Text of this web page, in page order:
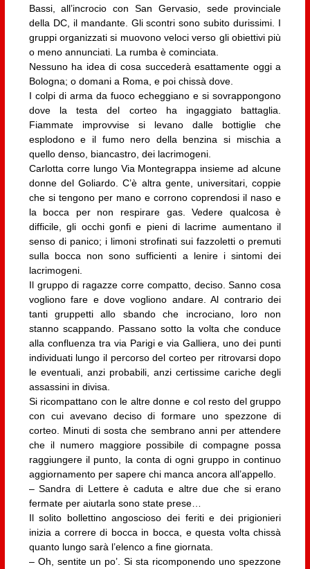
Bassi, all’incrocio con San Gervasio, sede provinciale
della DC, il mandante. Gli scontri sono subito durissimi. I
gruppi organizzati si muovono veloci verso gli obiettivi più
o meno annunciati. La rumba è cominciata.
Nessuno ha idea di cosa succederà esattamente oggi a
Bologna; o domani a Roma, e poi chissà dove.
I colpi di arma da fuoco echeggiano e si sovrappongono
dove la testa del corteo ha ingaggiato battaglia.
Fiammate improvvise si levano dalle bottiglie che
esplodono e il fumo nero della benzina si mischia a
quello denso, biancastro, dei lacrimogeni.
Carlotta corre lungo Via Montegrappa insieme ad alcune
donne del Goliardo. C’è altra gente, universitari, coppie
che si tengono per mano e corrono coprendosi il naso e
la bocca per non respirare gas. Vedere qualcosa è
difficile, gli occhi gonfi e pieni di lacrime aumentano il
senso di panico; i limoni strofinati sui fazzoletti o premuti
sulla bocca non sono sufficienti a lenire i sintomi dei
lacrimogeni.
Il gruppo di ragazze corre compatto, deciso. Sanno cosa
vogliono fare e dove vogliono andare. Al contrario dei
tanti gruppetti allo sbando che incrociano, loro non
stanno scappando. Passano sotto la volta che conduce
alla confluenza tra via Parigi e via Galliera, uno dei punti
individuati lungo il percorso del corteo per ritrovarsi dopo
le eventuali, anzi probabili, anzi certissime cariche degli
assassini in divisa.
Si ricompattano con le altre donne e col resto del gruppo
con cui avevano deciso di formare uno spezzone di
corteo. Minuti di sosta che sembrano anni per attendere
che il numero maggiore possibile di compagne possa
raggiungere il punto, la conta di ogni gruppo in continuo
aggiornamento per sapere chi manca ancora all’appello.
– Sandra di Lettere è caduta e altre due che si erano
fermate per aiutarla sono state prese…
Il solito bollettino angoscioso dei feriti e dei prigionieri
inizia a correre di bocca in bocca, e questa volta chissà
quanto lungo sarà l’elenco a fine giornata.
– Oh, sentite un po’. Si sta ricomponendo uno spezzone